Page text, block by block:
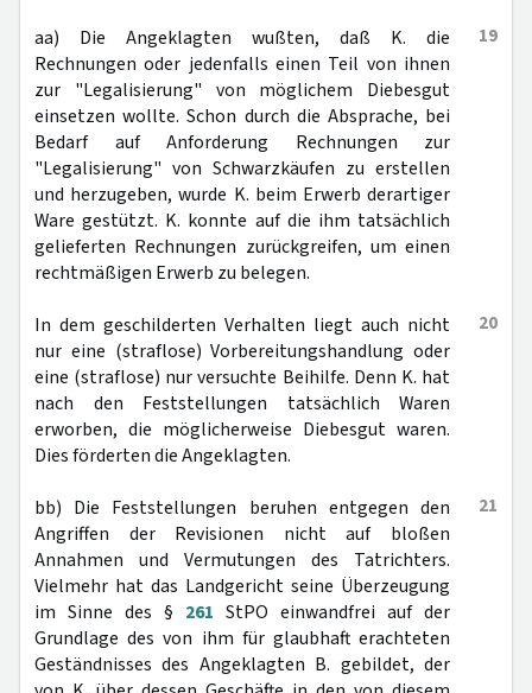
19
aa) Die Angeklagten wußten, daß K. die
Rechnungen oder jedenfalls einen Teil von ihnen
zur "Legalisierung" von möglichem Diebesgut
einsetzen wollte. Schon durch die Absprache, bei
Bedarf auf Anforderung Rechnungen zur
"Legalisierung" von Schwarzkäufen zu erstellen
und herzugeben, wurde K. beim Erwerb derartiger
Ware gestützt. K. konnte auf die ihm tatsächlich
gelieferten Rechnungen zurückgreifen, um einen
rechtmäßigen Erwerb zu belegen.
20
In dem geschilderten Verhalten liegt auch nicht
nur eine (straflose) Vorbereitungshandlung oder
eine (straflose) nur versuchte Beihilfe. Denn K. hat
nach den Feststellungen tatsächlich Waren
erworben, die möglicherweise Diebesgut waren.
Dies förderten die Angeklagten.
21
bb) Die Feststellungen beruhen entgegen den
Angriffen der Revisionen nicht auf bloßen
Annahmen und Vermutungen des Tatrichters.
Vielmehr hat das Landgericht seine Überzeugung
im Sinne des § 261 StPO einwandfrei auf der
Grundlage des von ihm für glaubhaft erachteten
Geständnisses des Angeklagten B. gebildet, der